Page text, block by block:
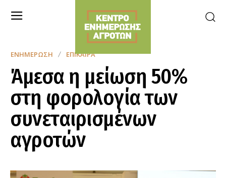
ΕΝΗΜΈΡΩΣΗ ΕΠΊΚΑΙΡΑ
Άμεσα η μείωση 50%
στη φορολογία των
συνεταιρισμένων
αγροτών